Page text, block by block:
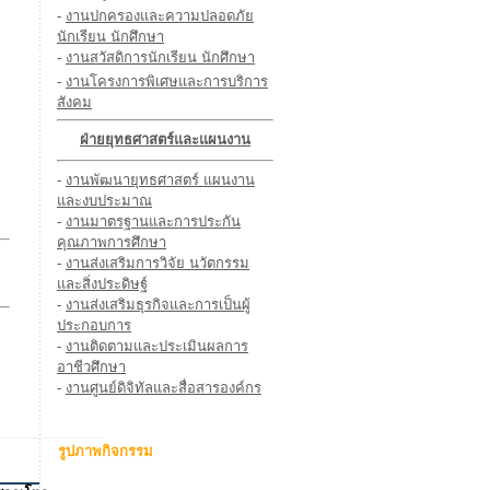
- งานปกครองและความปลอดภัย
นักเรียน นักศึกษา
- งานสวัสดิการนักเรียน นักศึกษา
- งานโครงการพิเศษและการบริการ
สังคม
ฝ่ายยุทธศาสตร์และแผนงาน
- งานพัฒนายุทธศาสตร์ แผนงาน
และงบประมาณ
- งานมาตรฐานและการประกัน
คุณภาพการศึกษา
- งานส่งเสริมการวิจัย นวัตกรรม
และสิ่งประดิษฐ์
- งานส่งเสริมธุรกิจและการเป็นผู้
ประกอบการ
- งานติดตามและประเมินผลการ
อาชีวศึกษา
- งานศูนย์ดิจิทัลและสื่อสารองค์กร
รูปภาพกิจกรรม